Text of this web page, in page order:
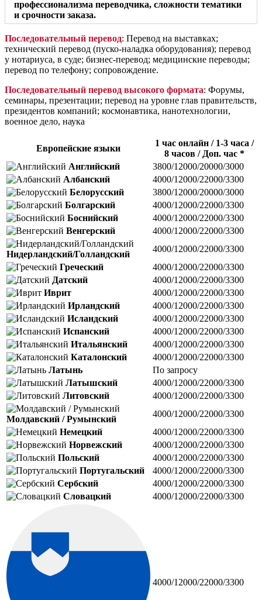
профессионализма переводчика, сложности тематики
и срочности заказа.
Последовательный перевод: Перевод на выставках;
технический перевод (пуско-наладка оборудования); перевод
у нотариуса, в суде; бизнес-перевод; медицинские переводы;
перевод по телефону; сопровождение.
Последовательный перевод высокого формата: Форумы,
семинары, презентации; перевод на уровне глав правительств,
президентов компаний; космонавтика, нанотехнологии,
военное дело, наука
Европейские языки
1 час онлайн / 1-3 часа /
8 часов / Доп. час *
Английский
3800/12000/20000/3000
Албанский
4000/12000/22000/3300
Белорусский
3800/12000/20000/3000
Болгарский
4000/12000/22000/3300
Боснийский
4000/12000/22000/3300
Венгерский
4000/12000/22000/3300
Нидерландский/Голландский
4000/12000/22000/3300
Греческий
4000/12000/22000/3300
Датский
4000/12000/22000/3300
Иврит
4000/12000/22000/3300
Ирландский
4000/12000/22000/3300
Исландский
4000/12000/22000/3300
Испанский
4000/12000/22000/3300
Итальянский
4000/12000/22000/3300
Каталонский
4000/12000/22000/3300
Латынь
По запросу
Латышский
4000/12000/22000/3300
Литовский
4000/12000/22000/3300
Молдавский / Румынский
4000/12000/22000/3300
Немецкий
4000/12000/22000/3300
Норвежский
4000/12000/22000/3300
Польский
4000/12000/22000/3300
Португальский
4000/12000/22000/3300
Сербский
4000/12000/22000/3300
Словацкий
4000/12000/22000/3300
4000/12000/22000/3300